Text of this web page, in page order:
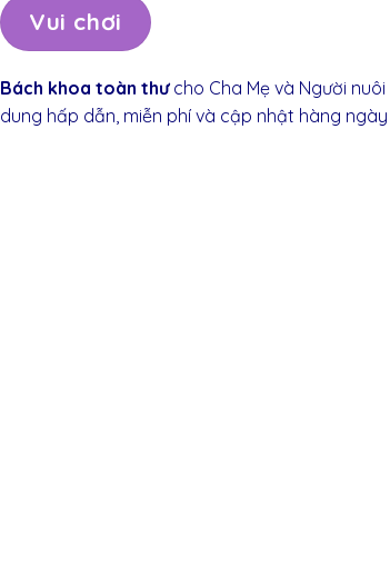
Vui chơi
Bách khoa toàn thư cho Cha Mẹ và Người nuôi
dung hấp dẫn miễn phí và cập nhật hàng ngày